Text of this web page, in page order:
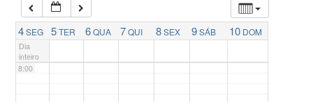
4SEG 5TER 6QUA 7QUI 8SEX 9SÁB 10 DOM
Dia
inteiro
7:00
8:00